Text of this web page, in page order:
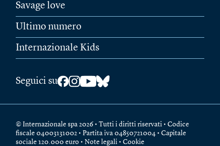
Savage love
Ultimo numero
Internazionale Kids
Seguici su
© Internazionale spa 2026 • Tutti i diritti riservati • Codice
fiscale 04003131002 • Partita iva 04850721004 • Capitale
sociale 120.000 euro • Note legali • Cookie